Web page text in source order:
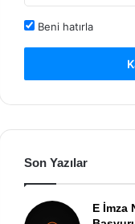
Beni hatırla
Son Yazılar
E İmza